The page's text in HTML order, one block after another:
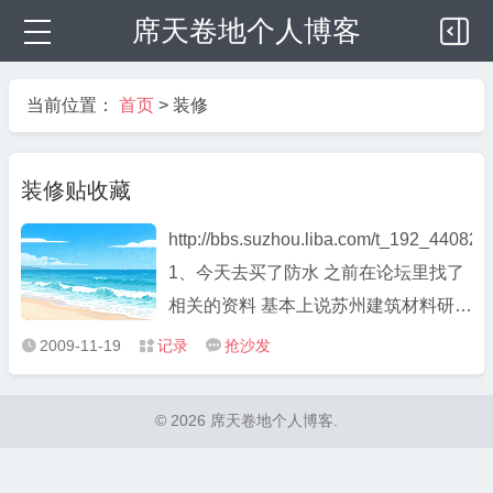
席天卷地个人博客
当前位置： 首页 > 装修
装修贴收藏
http://bbs.suzhou.liba.com/
1、今天去买了防水 之前在论坛里找了
相关的资料 基本上说苏州建筑材料研究
所生产的 姑苏牌js柔性防水比较可以 性
价比也不错 就去三香路的门市买了2组
 2009-11-19  记录  抢沙发
© 2026 席天卷地个人博客.